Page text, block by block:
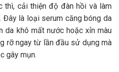
cải thiện độ đàn hồi và làm
Đây là loại serum căng bóng da
da khô mất nước hoặc xỉn màu
rỡ ngay từ lần đầu sử dụng mà
gây mụn.